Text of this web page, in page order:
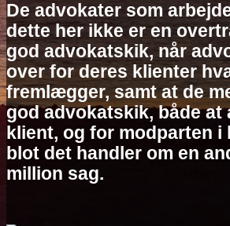
De advokater som
dette her ikke er en
god advokatskik, når
over for deres klienter
fremlægger, samt at de
god advokatskik, både at
klient, og for modparten i
blot det handler om en
million sag.